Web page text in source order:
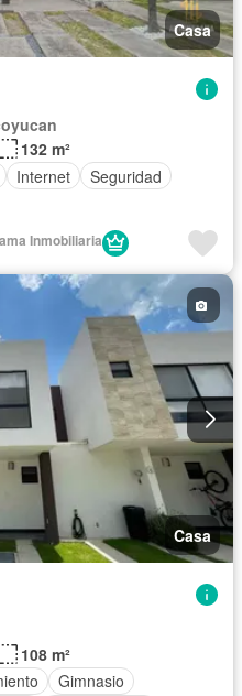
Casa
132 m²
Internet
Seguridad
Inmobiliaria
Casa
108 m²
Gimnasio